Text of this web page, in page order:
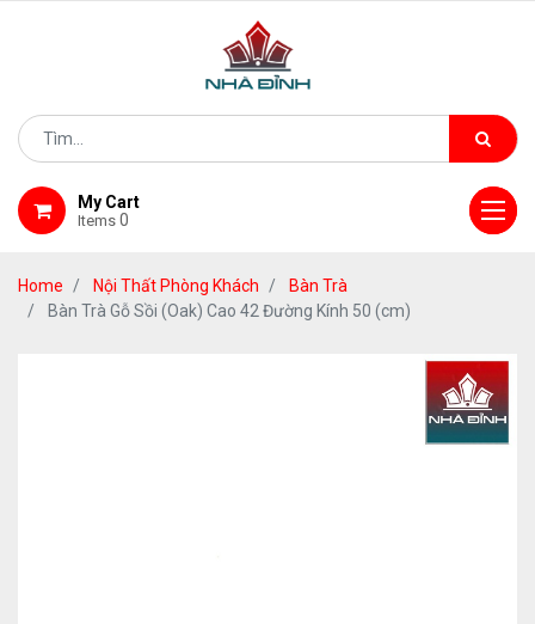
My Cart
Items 0
Home Nội Thất Phòng Khách
Bàn Trà
Bàn Trà Gỗ Sồi (Oak) Cao 42 Đường Kính 50 (cm)